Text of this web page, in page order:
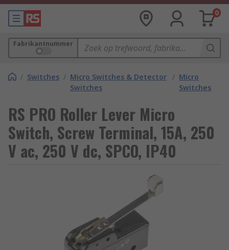
0
Fabrikantnummer
/ Switches / Micro Switches & Detector
Switches
/ Micro
Switches
RS PRO Roller Lever Micro
Switch, Screw Terminal, 15A, 250
V ac, 250 V dc, SPCO, IP40